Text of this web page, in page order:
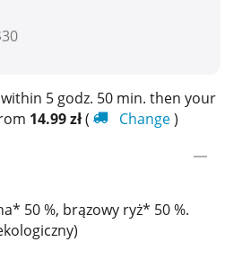
5 godz. 50 min. then your
14.99zł( Change)
50 %, brązowy ryż* 50 %.